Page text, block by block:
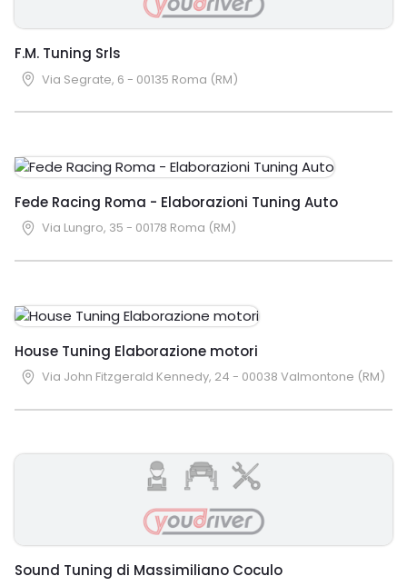
F.M. Tuning Srls
Via Segrate, 6 - 00135 Roma (RM)
Fede Racing Roma - Elaborazioni Tuning Auto
Via Lungro, 35 - 00178 Roma (RM)
House Tuning Elaborazione motori
Via John Fitzgerald Kennedy, 24 - 00038 Valmontone (RM)
Sound Tuning di Massimiliano Coculo